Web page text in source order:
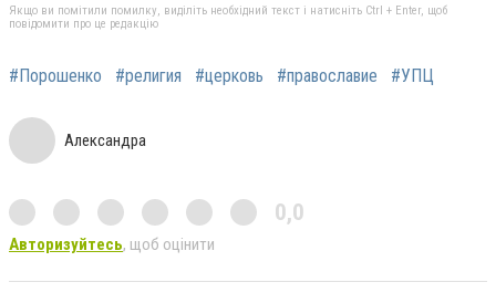
Якщо ви помітили помилку, виділіть необхідний текст і натисніть Ctrl + Enter, щоб
повідомити про це редакцію
#Порошенко #религия #церковь #православие #УПЦ
Александра
0,0
Авторизуйтесь, щоб оцінити